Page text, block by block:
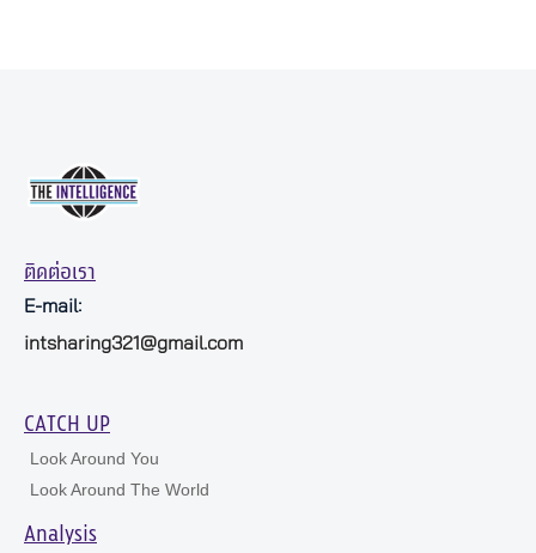
ติดต่อเรา
E-mail:
intsharing321@gmail.com
CATCH UP
Look Around You
Look Around The World
Analysis